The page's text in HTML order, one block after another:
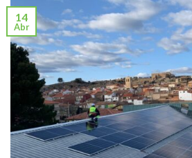
14
Abr